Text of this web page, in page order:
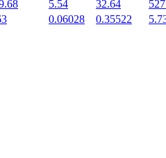
BTR-innehavare
5.54 32.64
0.06028 0.35522